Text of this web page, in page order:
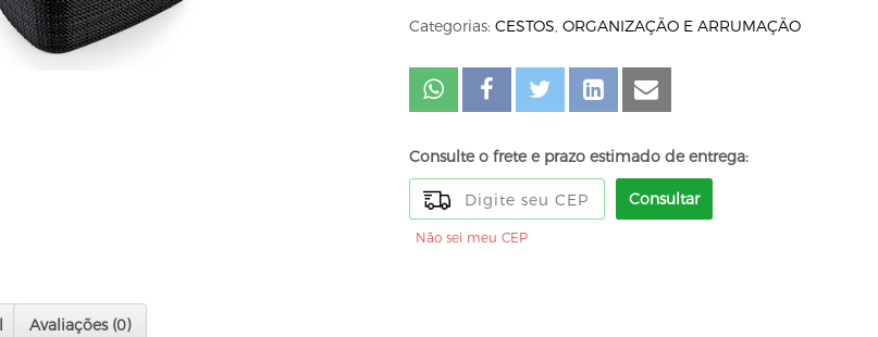
Categorias: CESTOS, ORGANIZAÇÃO E ARRUMAÇÃO
Consulte o frete e prazo estimado de entrega:
Consultar
Não sei meu CEP
Avaliações (0)